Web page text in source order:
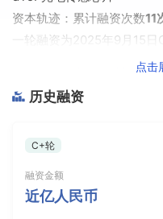
资本轨迹：累计融资次数11
一轮融资为2025年9月15日
二、融资动态时间轴梳理
2025年9月15日：C+轮（金
金融控股、光源资本
2025年9月13日：C+++轮
点击
历史融资
C+轮
融资金额
近亿人民币